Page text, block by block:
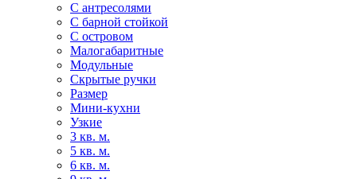
С антресолями
С барной стойкой
С островом
Малогабаритные
Модульные
Скрытые ручки
Размер
Мини-кухни
Узкие
3 кв. м.
5 кв. м.
6 кв. м.